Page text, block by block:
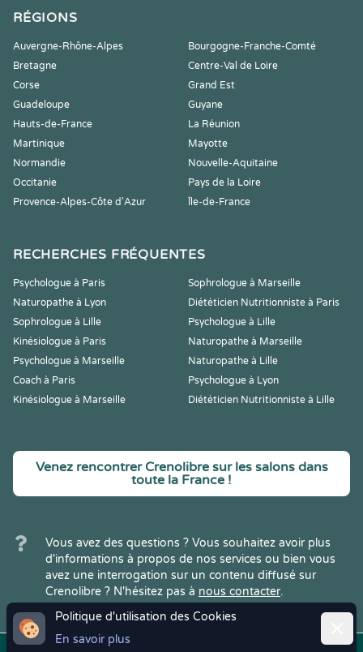
Politique d'utilisation des Cookies
En savoir plus
RÉGIONS
Auvergne-Rhône-Alpes
Bourgogne-Franche-Comté
Bretagne
Centre-Val de Loire
Corse
Grand Est
Guadeloupe
Guyane
Hauts-de-France
La Réunion
Martinique
Mayotte
Normandie
Nouvelle-Aquitaine
Occitanie
Pays de la Loire
Provence-Alpes-Côte d'Azur
Île-de-France
RECHERCHES FRÉQUENTES
Psychologue à Paris
Sophrologue à Marseille
Naturopathe à Lyon
Diététicien Nutritionniste à Paris
Sophrologue à Lille
Psychologue à Lille
Kinésiologue à Paris
Naturopathe à Marseille
Psychologue à Marseille
Naturopathe à Lille
Coach à Paris
Psychologue à Lyon
Kinésiologue à Marseille
Diététicien Nutritionniste à Lille
Venez rencontrer Crenolibre sur les salons dans
toute la France !
Vous avez des questions ? Vous souhaitez avoir plus
d'informations à propos de nos services ou bien vous
avez une interrogation sur un contenu diffusé sur
Crenolibre ? N'hésitez pas à nous contacter.